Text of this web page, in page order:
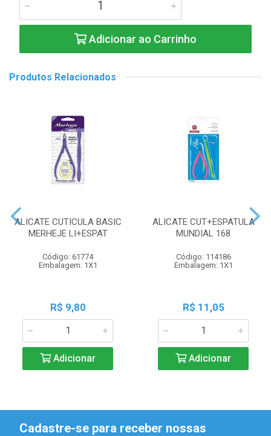
Adicionar ao Carrinho
Produtos Relacionados
ALICATE CUTICULA BASIC
MERHEJE LI+ESPAT
Código: 61774
Embalagem: 1X1
R$ 9,80
Adicionar
ALICATE CUT+ESPATULA
MUNDIAL 168
Código: 114186
Embalagem: 1X1
R$ 11,05
Adicionar
Cadastre-se para receber nossas